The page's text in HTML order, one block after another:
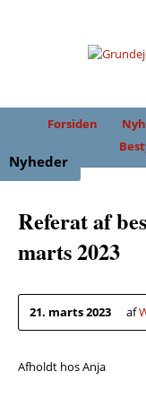
Forsiden
Nyheder
Referat af
marts 2023
21. marts 2023 af
Afholdt hos Anja